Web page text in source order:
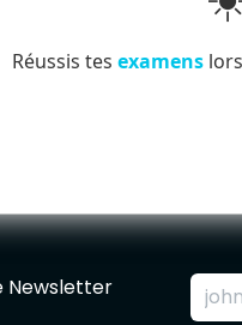
Newsletter
Réussis tesexamens